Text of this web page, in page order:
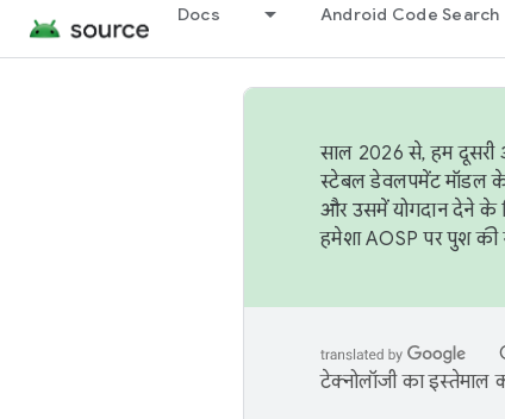
Docs Android Code Search
साल 2026 से, हम दूसरी
स्टेबल डेवलपमेंट मॉडल के
और उसमें योगदान देने के
हमेशा AOSP पर पुश की
टेक्नोलॉजी का इस्तेमाल